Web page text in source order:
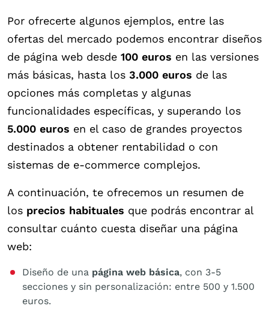
Por ofrecerte algunos ejemplos, entre las
ofertas del mercado podemos encontrar diseños
de página web desde 100 euros en las versiones
más básicas, hasta los 3.000 euros de las
opciones más completas y algunas
funcionalidades específicas, y superando los
5.000 euros en el caso de grandes proyectos
destinados a obtener rentabilidad o con
sistemas de e-commerce complejos.
A continuación, te ofrecemos un resumen de
los precios habituales que podrás encontrar al
consultar cuánto cuesta diseñar una página
web:
Diseño de una página web básica, con 3-5
secciones y sin personalización: entre 500 y 1.500
euros.